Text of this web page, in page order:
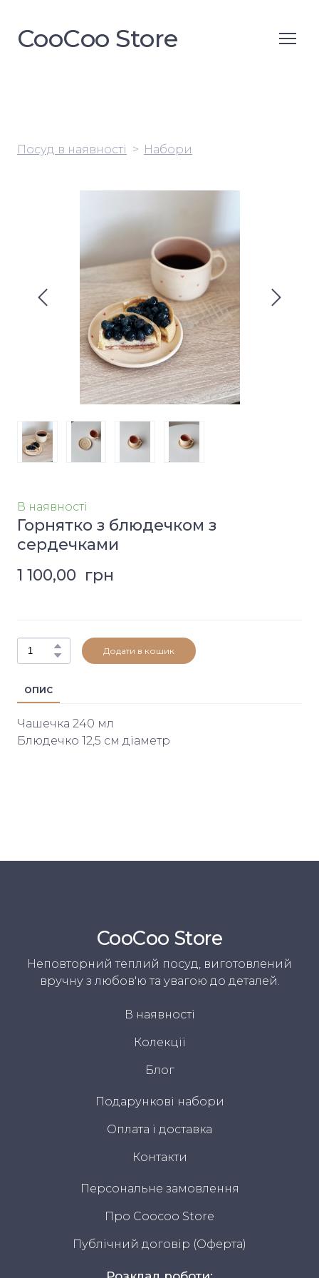
CooСoo Store
Посуд в наявності Набори
В наявності
Горнятко з блюдечком з
сердечками
1 100,00  грн
Додати в кошик
ОПИС
Чашечка 240 мл
Блюдечко 12,5 см діаметр
CooСoo Store
Неповторний теплий посуд, виготовлений
вручну з любов'ю та увагою до деталей.
В наявності
Колекції
Блог
Подарункові набори
Оплата і доставка
Контакти
Персональне замовлення
Про Coocoo Store
Публічний договір (Оферта)